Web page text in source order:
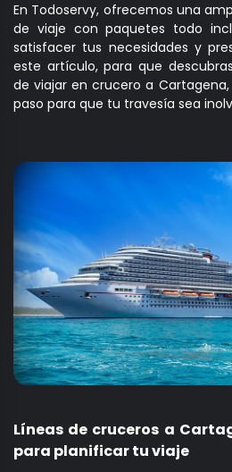
En Todoservy, ofrecemos una
de viaje con paquetes todo
satisfacer tus necesidades y
este artículo, para que
de viajar en crucero a
paso para que tu travesía sea
Líneas de cruceros a
para planificar tu viaje